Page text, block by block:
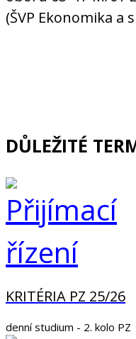
(ŠVP Ekonomika a
DŮLEŽITÉ
KRITÉRIA PZ 25/26
denní studium - 2. kolo PZ